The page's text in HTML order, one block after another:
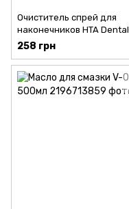
Очиститель спрей для
наконечников HTA Dental
Eco Cleaner 300 мл
258 грн